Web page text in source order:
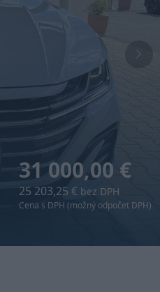
31 000,00 €
25 203,25 € bez DPH
Cena s DPH (možný odpočet DPH)